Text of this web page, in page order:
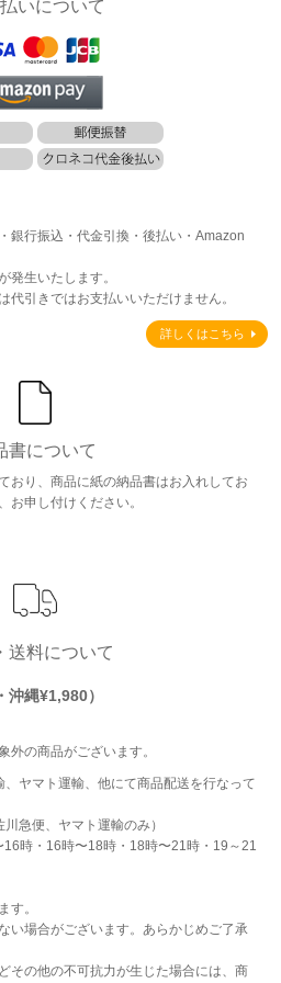
いについて
銀行振込・代金引換・後払い・Amazon
生いたします。
引きではお支払いいただけません。
詳しくはこちら
書について
おり、商品に紙の納品書はお入れしてお
お申し付けください。
送料について
縄¥1,980）
の商品がございます。
ヤマト運輸、他にて商品配送を行なって
急便、ヤマト運輸のみ）
16時・16時〜18時・18時〜21時・19～21
す。
い場合がございます。あらかじめご了承
その他の不可抗力が生じた場合には、商